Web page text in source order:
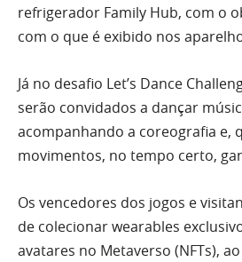
refrigerador Family Hub, com o
com o que é exibido nos
Já no desafio Let’s Dance
serão convidados a dançar
acompanhando a coreografia e,
movimentos, no tempo certo,
Os vencedores dos jogos e
de colecionar wearables
avatares no Metaverso (NFTs),